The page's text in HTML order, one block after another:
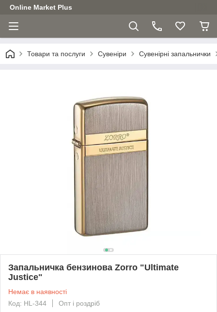
Online Market Plus
Товари та послуги Сувеніри Сувенірні запальнички
Запальничка бензинова Zorro "Ultimate
Justice"
Немає в наявності
Код: HL-344
Опт і роздріб